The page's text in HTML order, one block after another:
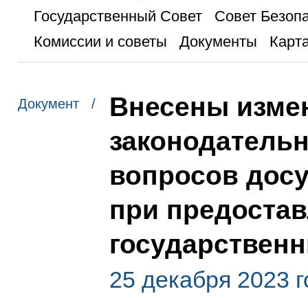
Государственный Совет
Совет
Комиссии и советы
Документы
Документ /
Внесены
вопросов
при
25 декабря 2023